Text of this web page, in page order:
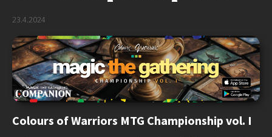
23.4.2024
Colours of Warriors MTG Championship vol. I